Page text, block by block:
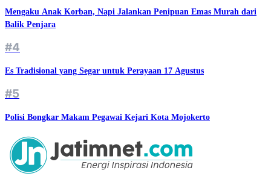
Mengaku Anak Korban, Napi Jalankan Penipuan Emas Murah dari
Balik Penjara
#4
Es Tradisional yang Segar untuk Perayaan 17 Agustus
#5
Polisi Bongkar Makam Pegawai Kejari Kota Mojokerto